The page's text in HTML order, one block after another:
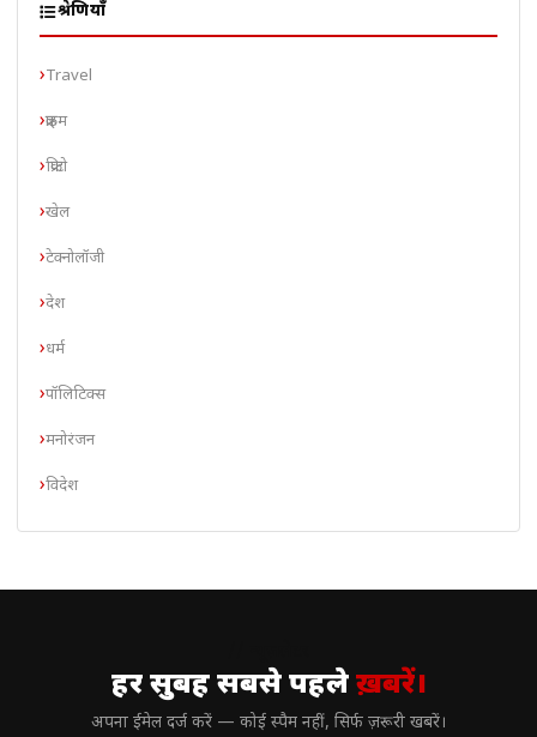
श्रेणियाँ
Travel
क्राइम
क्रिप्टो
खेल
टेक्नोलॉजी
देश
धर्म
पॉलिटिक्स
मनोरंजन
विदेश
हर सुबह सबसे पहलेख़बरें।
अपना ईमेल दर्ज करें — कोई स्पैम नहीं, सिर्फ ज़रूरी खबरें।